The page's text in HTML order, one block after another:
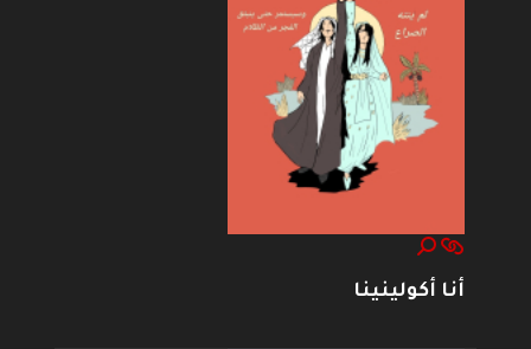
أنا أكولينينا